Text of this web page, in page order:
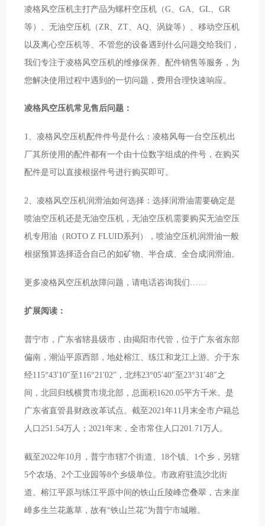
凌格风空压机主打产品为螺杆空压机（G、GA、GL、GR
等）、无油空压机（ZR、ZT、AQ、涡旋等）、移动空压机
以及离心空压机等、不管您的设备遇到什么问题交给我们，
我们专注于凌格风空压机的维修保养、配件销售等服务，为
您解决使用过程中遇到的一切问题，费用合理快速响应。
凌格风空压机常见售后问题：
1、凌格风空压机配件件号是什么：凌格风每一台空压机出
厂其所使用的配件都有一个由十位数字组成的件号，在购买
配件是可以直接根据件号进行购买即可。
2、凌格风空压机润滑油如何选择：选择润滑油需要确定是
喷油空压机还是无油空压机，无油空压机需要购买无油空压
机专用油（ROTO Z FLUID系列），喷油空压机润滑油一般
根据预算选择适合自己的如矿物、半合成、全合成润滑油。
更多凌格风空压机故障问题，请电话咨询我们……
扩展阅读：
普宁市，广东省辖县级市，由揭阳市代管，位于广东省东部
偏南，潮汕平原西部，地处榕江、练江和龙江上游。介于东
经115°43′10″至116°21′02″，北纬23°05′40″至23°31′48″之
间，北回归线横贯市境北部，总面积1620.05平方千米。是
广东省直管县财政改革试点。截至2021年11月末全市户籍总
人口251.54万人；2021年末，全市常住人口201.71万人。
截至2022年10月，普宁市辖7个街道、18个镇、1个乡，另辖
5个农场、2个工业园等8个乡级单位。市政府驻流沙北街
道。榕江平原与练江平原中间的铁山丘陵峰峦叠翠，古来崖
嶂多生兰花蕙草，故有“铁山兰花”为普宁市城雕。